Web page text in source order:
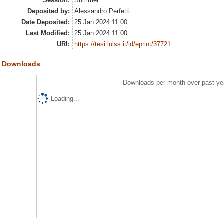
Deposited by:
Alessandro Perfetti
Date Deposited:
25 Jan 2024 11:00
Last Modified:
25 Jan 2024 11:00
URI:
https://tesi.luiss.it/id/eprint/37721
Downloads
Downloads per month over past
Loading...